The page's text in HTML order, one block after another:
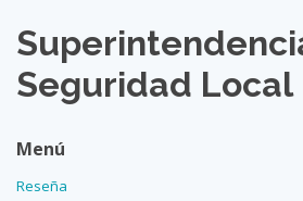
Seguridad Local
Menú
Reseña